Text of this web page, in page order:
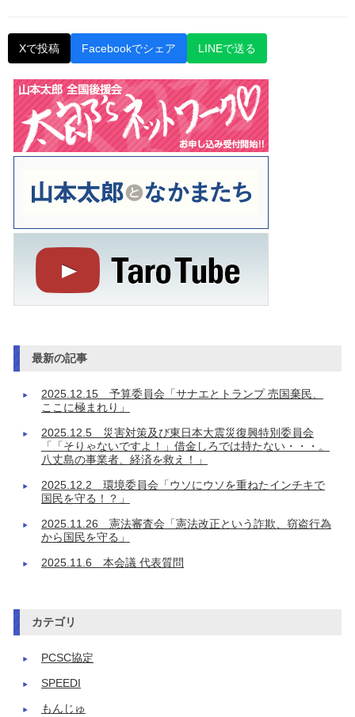
Xで投稿 Facebookでシェア LINEで送る
最新の記事
2025.12.15 予算委員会「サナエとトランプ 売国棄民、
ここに極まれり」
2025.12.5 災害対策及び東日本大震災復興特別委員会
「「そりゃないですよ！」借金しろでは持たない・・・。
八丈島の事業者、経済を救え！」
2025.12.2 環境委員会「ウソにウソを重ねたインチキで
国民を守る！？」
2025.11.26 憲法審査会「憲法改正という詐欺、窃盗行為
から国民を守る」
2025.11.6 本会議 代表質問
カテゴリ
PCSC協定
SPEEDI
もんじゅ